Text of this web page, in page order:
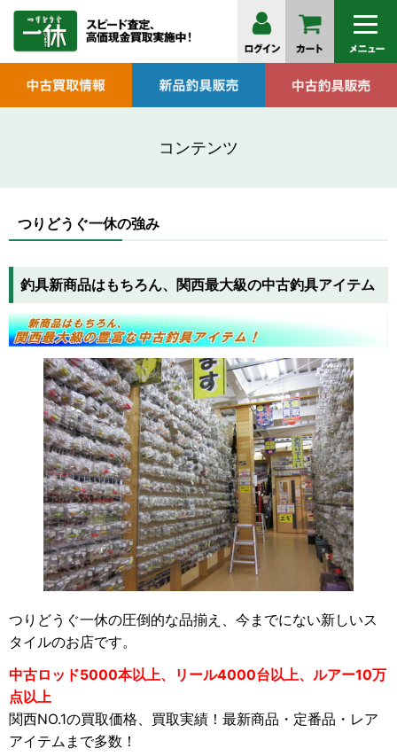
コンテンツ
つりどうぐ一休の強み
釣具新商品はもちろん、関西最大級の中古釣具アイテム
つりどうぐ一休の圧倒的な品揃え、今までにない新しいス
タイルのお店です。
中古ロッド5000本以上、リール4000台以上、ルアー10万
点以上
関西NO.1の買取価格、買取実績！最新商品・定番品・レア
アイテムまで多数！